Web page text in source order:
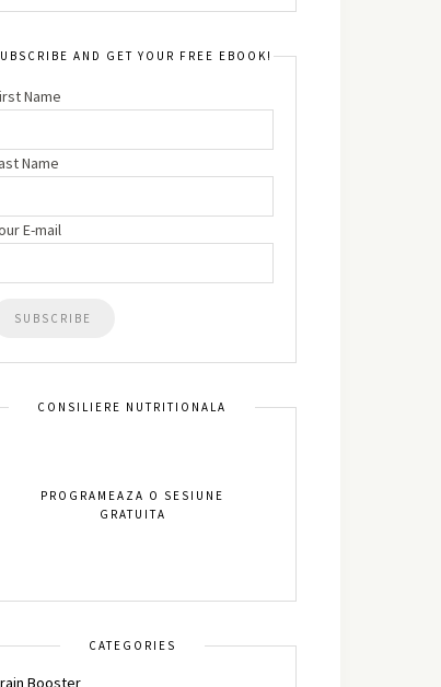
AND GET YOUR FREE EBOOK!
Name
Name
E-mail
CONSILIERE NUTRITIONALA
PROGRAMEAZA O SESIUNE
GRATUITA
CATEGORIES
Booster